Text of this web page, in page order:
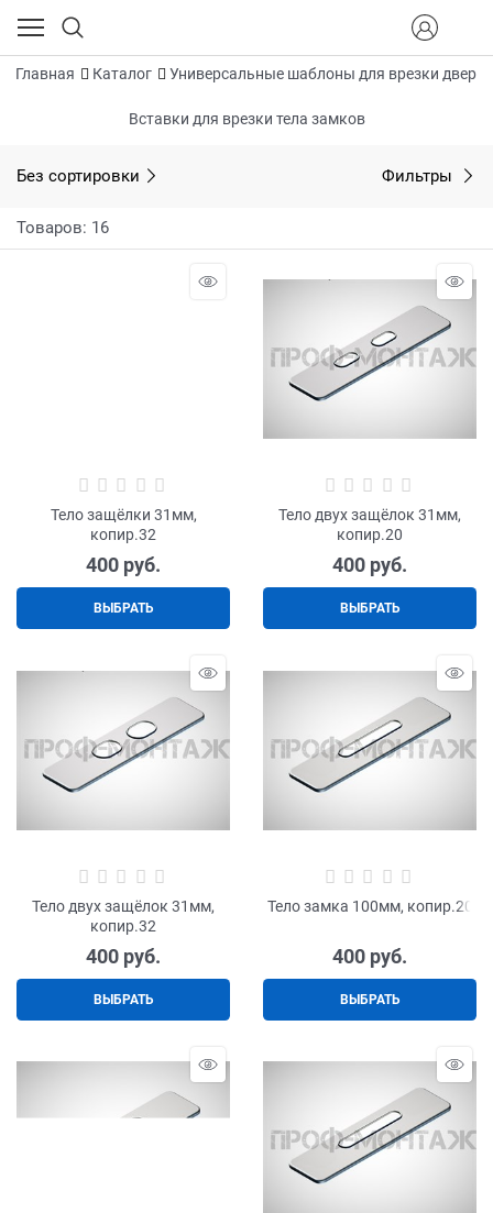
Главная Каталог Универсальные шаблоны для врезки
Вставки для врезки тела замков
Без сортировки Фильтры
Товаров: 16
Тело защёлки 31мм,
копир.32
400 руб.
ВЫБРАТЬ
Тело двух защёлок 31мм,
копир.20
400 руб.
ВЫБРАТЬ
Тело двух защёлок 31мм,
копир.32
400 руб.
ВЫБРАТЬ
Тело замка 100мм, копир.20
400 руб.
ВЫБРАТЬ